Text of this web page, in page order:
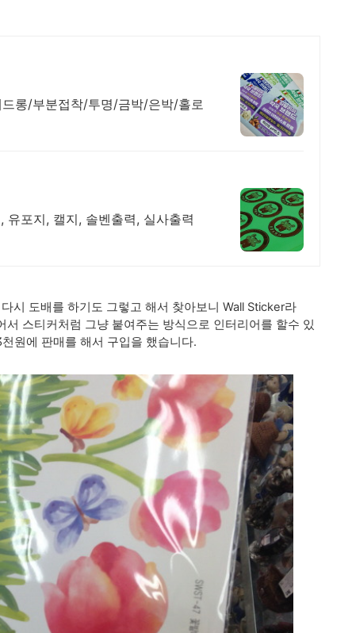
롱/부분접착/투명/금박/은박/홀로
포지, 캘지, 솔벤출력, 실사출력
시 도배를 하기도 그렇고 해서 찾아보니 Wall Sticker라
스티커처럼 그냥 붙여주는 방식으로 인터리어를 할수 있
원에 판매를 해서 구입을 했습니다.